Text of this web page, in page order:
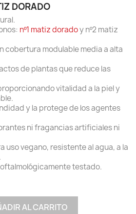
DORADO
nº1 matiz doradoy nº2 matiz
cobertura modulable media a alta
de plantas que reduce las
vitalidad a la piel y
y la protege de los agentes
ni fragancias artificiales ni
uso vegano, resistente al agua, a la
testado.
AL CARRITO